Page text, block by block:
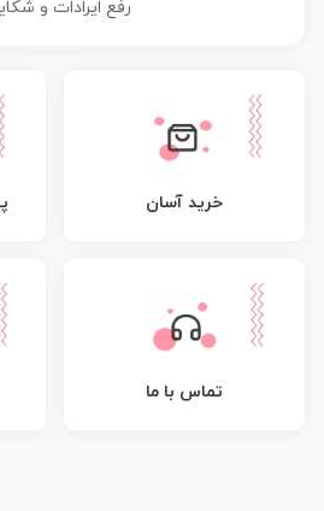
رفع ایرادات و
خرید آسان
تماس با ما